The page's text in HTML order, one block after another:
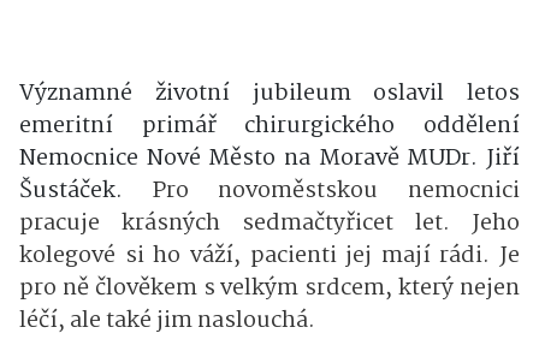
Významné životní jubileum oslavil letos
emeritní primář chirurgického oddělení
Nemocnice Nové Město na Moravě MUDr. Jiří
Šustáček. Pro novoměstskou nemocnici
pracuje krásných sedmačtyřicet let. Jeho
kolegové si ho váží, pacienti jej mají rádi. Je
pro ně člověkem s velkým srdcem, který nejen
léčí, ale také jim naslouchá.